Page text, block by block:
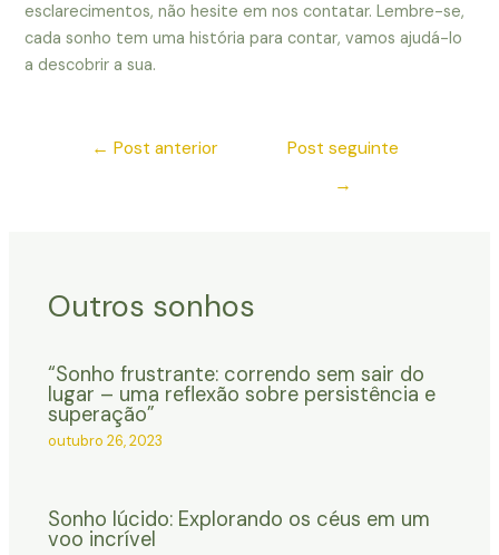
esclarecimentos, não hesite em nos contatar. Lembre-se,
cada sonho tem uma história para contar, vamos ajudá-lo
a descobrir a sua.
← Post anterior
Post seguinte
→
Outros sonhos
“Sonho frustrante: correndo sem sair do
lugar – uma reflexão sobre persistência e
superação”
outubro 26, 2023
Sonho lúcido: Explorando os céus em um
voo incrível